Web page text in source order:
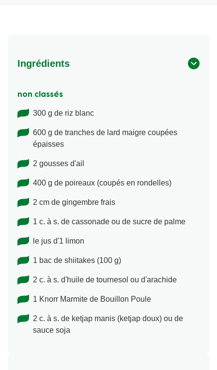
Ingrédients
non classés
300 g de riz blanc
600 g de tranches de lard maigre coupées
épaisses
2 gousses d'ail
400 g de poireaux (coupés en rondelles)
2 cm de gingembre frais
1 c. à s. de cassonade ou de sucre de palme
le jus d'1 limon
1 bac de shiitakes (100 g)
2 c. à s. d'huile de tournesol ou d'arachide
1 Knorr Marmite de Bouillon Poule
2 c. à s. de ketjap manis (ketjap doux) ou de
sauce soja